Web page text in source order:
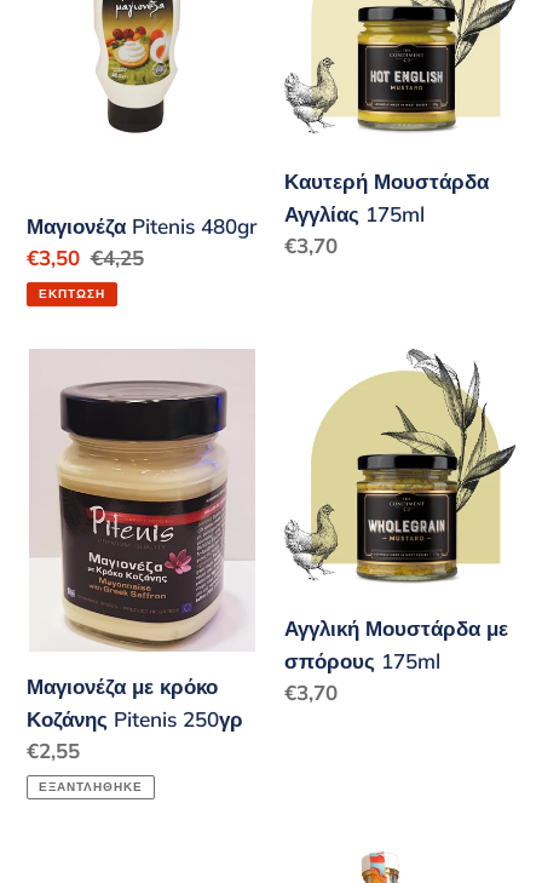
Μαγιονέζα Pitenis 480gr
Τιμή
έκπτωσης
€3,50 Κανονική
τιμή
€4,25
ΈΚΠΤΩΣΗ
175ml
Καυτερή Μουστάρδα
Αγγλίας 175ml
Κανονική
€3,70
κρόκο
Κοζάνης
Pitenis
250γρ
Μαγιονέζα με κρόκο
Κοζάνης Pitenis 250γρ
Κανονική
τιμή
€2,55
ΕΞΑΝΤΛΉΘΗΚΕ
Μουστάρδα
σπόρους
Αγγλική Μουστάρδα με
σπόρους 175ml
Κανονική
€3,70